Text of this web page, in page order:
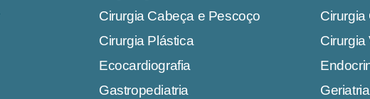
Cirurgia Cabeça e Pescoço
Cirurgia
Cirurgia Plástica
Cirurgia
Ecocardiografia
Gastropediatria
Geriatria